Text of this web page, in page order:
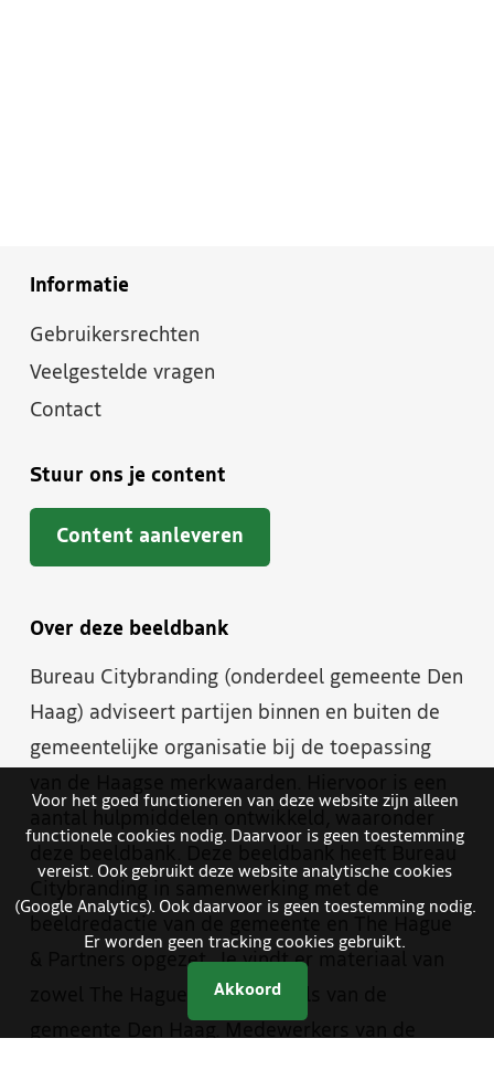
Informatie
Gebruikersrechten
Veelgestelde vragen
Contact
Stuur ons je content
Content aanleveren
Over deze beeldbank
Bureau Citybranding (onderdeel gemeente Den
Haag) adviseert partijen binnen en buiten de
gemeentelijke organisatie bij de toepassing
& Partners opgezet. Je vindt er materiaal van
zowel The Hague & Partners als van de
Voor het goed functioneren van deze website zijn alleen
functionele cookies nodig. Daarvoor is geen toestemming
vereist. Ook gebruikt deze website analytische cookies
(Google Analytics). Ook daarvoor is geen toestemming nodig.
Er worden geen tracking cookies gebruikt.
Akkoord